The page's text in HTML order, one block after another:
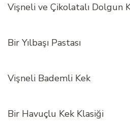
Vişneli ve Çikolatalı Dolgun
Bir Yılbaşı Pastası
Vişneli Bademli Kek
Bir Havuçlu Kek Klasiği